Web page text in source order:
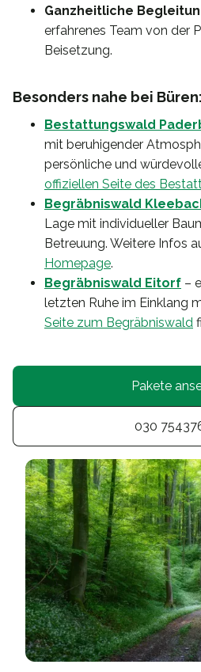
Ganzheitliche
erfahrenes Team von der
Beisetzung.
Besonders nahe bei Büren:
Bestattungswald
mit beruhigender
persönliche und
offiziellen Seite des
Begräbniswald
Lage mit individueller
Betreuung. Weitere Infos
Homepage.
Begräbniswald Eitorf –
letzten Ruhe im Einklang
Seite zum Begräbniswald
Pakete
030